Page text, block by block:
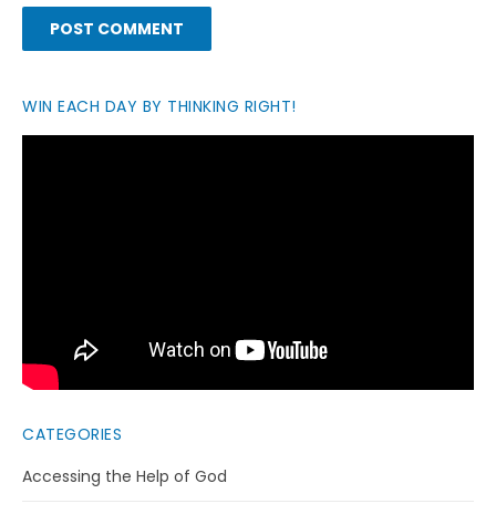
WIN EACH DAY BY THINKING RIGHT!
CATEGORIES
Accessing the Help of God